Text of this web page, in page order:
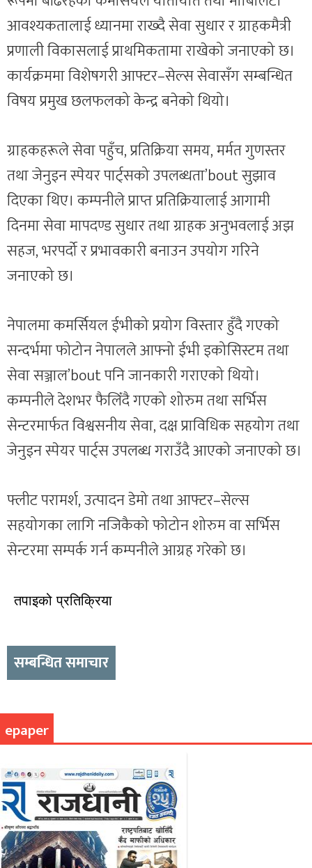
आवश्यकतालाई ध्यानमा राख्दै सेवा सुधार र ग्राहकमैत्री
प्रणाली विकासलाई प्राथमिकतामा राखेको जनाएको छ।
कार्यक्रममा विशेषगरी आफ्टर–सेल्स सेवासँग सम्बन्धित
विषय प्रमुख छलफलको केन्द्र बनेको थियो।
ग्राहकहरूले सेवा पहुँच, प्रतिक्रिया समय, मर्मत गुणस्तर
तथा जेनुइन स्पेयर पार्ट्सको उपलब्धता’bout सुझाव
दिएका थिए। कम्पनीले प्राप्त प्रतिक्रियालाई आगामी
दिनमा सेवा मापदण्ड सुधार तथा ग्राहक अनुभवलाई अझ
सहज, भरपर्दो र प्रभावकारी बनाउन उपयोग गरिने
जनाएको छ।
नेपालमा कमर्सियल ईभीको प्रयोग विस्तार हुँदै गएको
सन्दर्भमा फोटोन नेपालले आफ्नो ईभी इकोसिस्टम तथा
सेवा सञ्जाल’bout पनि जानकारी गराएको थियो।
कम्पनीले देशभर फैलिँदै गएको शोरुम तथा सर्भिस
सेन्टरमार्फत विश्वसनीय सेवा, दक्ष प्राविधिक सहयोग तथा
जेनुइन स्पेयर पार्ट्स उपलब्ध गराउँदै आएको जनाएको छ।
फ्लीट परामर्श, उत्पादन डेमो तथा आफ्टर–सेल्स
सहयोगका लागि नजिकैको फोटोन शोरुम वा सर्भिस
सेन्टरमा सम्पर्क गर्न कम्पनीले आग्रह गरेको छ।
तपाइको प्रतिक्रिया
सम्बन्धित समाचार
epaper